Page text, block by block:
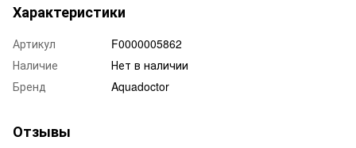
Характеристики
Артикул
F0000005862
Наличие
Нет в наличии
Бренд
Aquadoctor
Отзывы